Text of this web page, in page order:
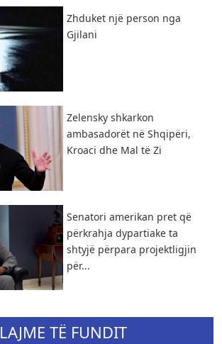
Zhduket një person nga
Gjilani
Zelensky shkarkon
ambasadorët në Shqipëri,
Kroaci dhe Mal të Zi
Senatori amerikan pret që
përkrahja dypartiake ta
shtyjë përpara projektligjin
për...
LAJME TË FUNDIT